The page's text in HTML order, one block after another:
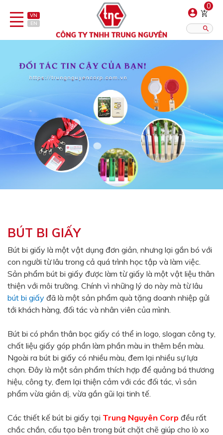
VN
EN
0
Bút
Bật lửa
Đồ sứ quà tặng
Bình/ca giữ nhiệt
Dây đeo & Phụ kiện
Màu sắc
Đỏ
Đen
Xanh ngọc
Xanh lá
Cam
Vàng
Hồng
Tím
Xanh dương
Xám
Xanh lục
Vàng kem
Trắng
Bạc - Bạc
Xanh dương - Bạc
Xanh lá - Bạc
Tím - Bạc
Đỏ - Bạc
BÚT BI GIẤY
Bút bi giấy là một vật dụng đơn giản, nhưng lại gắn bó với
con người từ lâu trong cả quá trình học tập và làm việc.
Sản phẩm bút bi giấy được làm từ giấy là một vật liệu thân
thiện với môi trường. Chính vì những lý do này mà từ lâu
bút bi giấy đã là một sản phẩm quà tặng doanh nhiệp gửi
tới khách hàng, đối tác và nhân viên của mình.
Bút bi có phần thân bọc giấy có thể in logo, slogan công ty,
chất liệu giấy góp phần làm phần màu in thêm bền màu.
Ngoài ra bút bi giấy có nhiều màu, đem lại nhiều sự lựa
chọn. Đây là một sản phẩm thích hợp để quảng bá thương
hiệu, công ty, đem lại thiện cảm với các đối tác, vì sản
phẩm vừa giản dị, vừa gần gũi lại tinh tế.
Các thiết kế bút bi giấy tại Trung Nguyên Corp đều rất
chắc chắn, cấu tạo bên trong bút chặt chẽ giúp cho lò xo